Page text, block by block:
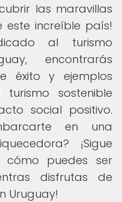
las maravillas
este increíble país!
al turismo
encontrarás
éxito y ejemplos
sostenible
social positivo.
en una
¡Sigue
cómo puedes ser
disfrutas de
Uruguay!